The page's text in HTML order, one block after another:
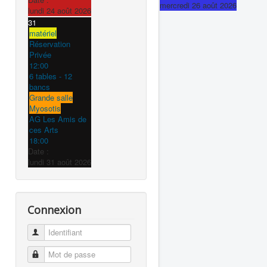
lundi 24 août 2026
mercredi 26 août 2026
31
matériel
Réservation
Privée
12:00
6 tables - 12
bancs
Grande salle
Myosotis
AG Les Amis de
ces Arts
18:00
Date :
lundi 31 août 2026
Connexion
Identifiant
Mot de passe